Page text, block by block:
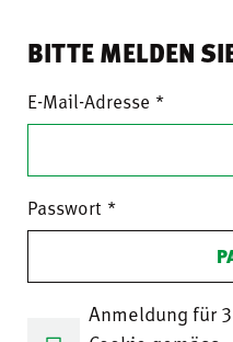
BITTE MELDEN
E-Mail-Adresse
Passwort
Anmeldung für